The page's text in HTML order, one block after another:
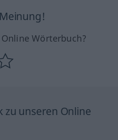
Wörterbuch?
zu unseren Online